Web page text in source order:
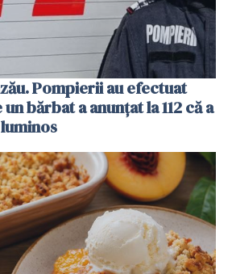
Pompierii au efectuat
bărbat a anunțat la 112 că a